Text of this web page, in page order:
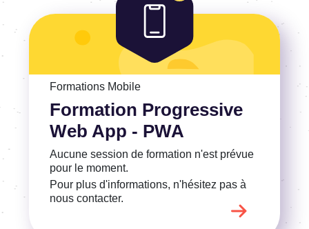
Formations Mobile
Formation Progressive
Web App - PWA
Aucune session de formation n'est prévue
pour le moment.
Pour plus d'informations, n'hésitez pas à
nous contacter.
Voir la Formation Progressive Web App - PWA